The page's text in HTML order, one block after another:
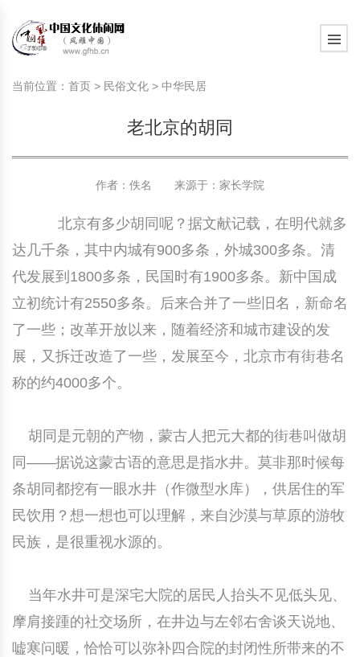
旅游民俗文化动态
中国民俗史话
中国民俗信仰
中外婚俗文化
中国民俗研究
中国民俗时尚
中国传统服饰
中华民居
中华文脉
中国古代休闲文化
国外民俗趣谈
时尚休闲文化
国际交流
中国传统节日
中国生肖文化
中国饮食文化
刺绣
灯笼
草编
扎染
皮影
木雕
紫砂壶
中国结
提线木偶
中国民间故事
中国周易文化
国外神秘文化
现代家庭教育知识
艺术百科
教育百科
其他百科
旅游民俗文化动态
中国民俗史话
中国民俗信仰
中外婚俗文化
中国民俗研究
中国民俗时尚
中国传统服饰
中华民居
中华文脉
中国古代休闲文化
国外民俗趣谈
时尚休闲文化
国际交流
中国传统节日
中国生肖文化
中国饮食文化
刺绣
灯笼
草编
扎染
皮影
木雕
紫砂壶
中国结
提线木偶
中国民间故事
中国周易文化
国外神秘文化
现代家庭教育知识
艺术百科
教育百科
其他百科
当前位置： 首页 > 民俗文化 > 中华民居
老北京的胡同
作者：佚名 来源于： 家长学院
北京有多少胡同呢？据文献记载，在明代就多
达几千条，其中内城有900多条，外城300多条。清
代发展到1800多条，民国时有1900多条。新中国成
立初统计有2550多条。后来合并了一些旧名，新命名
了一些；改革开放以来，随着经济和城市建设的发
展，又拆迁改造了一些，发展至今，北京市有街巷名
称的约4000多个。
胡同是元朝的产物，蒙古人把元大都的街巷叫做胡
同——据说这蒙古语的意思是指水井。莫非那时候每
条胡同都挖有一眼水井（作微型水库），供居住的军
民饮用？想一想也可以理解，来自沙漠与草原的游牧
民族，是很重视水源的。
当年水井可是深宅大院的居民人抬头不见低头见、
摩肩接踵的社交场所，在井边与左邻右舍谈天说地、
嘘寒问暖，恰恰可以弥补四合院的封闭性所带来的不